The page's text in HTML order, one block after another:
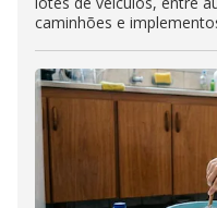
caminhões e